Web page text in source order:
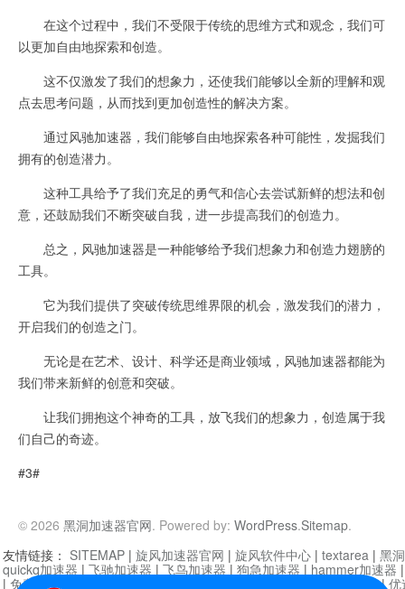
在这个过程中，我们不受限于传统的思维方式和观念，我们可
以更加自由地探索和创造。
这不仅激发了我们的想象力，还使我们能够以全新的理解和观
点去思考问题，从而找到更加创造性的解决方案。
通过风驰加速器，我们能够自由地探索各种可能性，发掘我们
拥有的创造潜力。
这种工具给予了我们充足的勇气和信心去尝试新鲜的想法和创
意，还鼓励我们不断突破自我，进一步提高我们的创造力。
总之，风驰加速器是一种能够给予我们想象力和创造力翅膀的
工具。
它为我们提供了突破传统思维界限的机会，激发我们的潜力，
开启我们的创造之门。
无论是在艺术、设计、科学还是商业领域，风驰加速器都能为
我们带来新鲜的创意和突破。
让我们拥抱这个神奇的工具，放飞我们的想象力，创造属于我
们自己的奇迹。
#3#
© 2026 黑洞加速器官网. Powered by: WordPress.Sitemap.
友情链接： SITEMAP | 旋风加速器官网 | 旋风软件中心 | textarea | 黑
quickq加速器 | 飞驰加速器 | 飞鸟加速器 | 狗急加速器 | hammer加速器
| 免费vqn加速外网 迷雾通|优